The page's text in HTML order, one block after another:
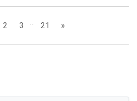
2 3 … 21 »